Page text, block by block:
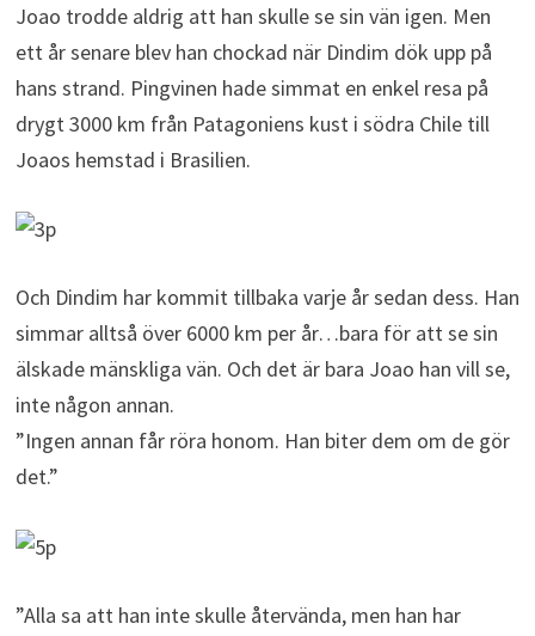
Joao trodde aldrig att han skulle se sin vän igen. Men
ett år senare blev han chockad när Dindim dök upp på
hans strand. Pingvinen hade simmat en enkel resa på
drygt 3000 km från Patagoniens kust i södra Chile till
Joaos hemstad i Brasilien.
Och Dindim har kommit tillbaka varje år sedan dess. Han
simmar alltså över 6000 km per år…bara för att se sin
älskade mänskliga vän. Och det är bara Joao han vill se,
inte någon annan.
”Ingen annan får röra honom. Han biter dem om de gör
det.”
”Alla sa att han inte skulle återvända, men han har